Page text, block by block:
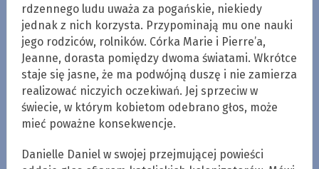
rdzennego ludu uważa za pogańskie, niekiedy
jednak z nich korzysta. Przypominają mu one nauki
jego rodziców, rolników. Córka Marie i Pierre’a,
Jeanne, dorasta pomiędzy dwoma światami. Wkrótce
staje się jasne, że ma podwójną duszę i nie zamierza
realizować niczyich oczekiwań. Jej sprzeciw w
świecie, w którym kobietom odebrano głos, może
mieć poważne konsekwencje.
Danielle Daniel w swojej przejmującej powieści